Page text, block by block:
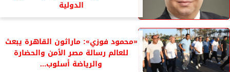
الدولية
«محمود فوزي»: ماراثون القاهرة يبعث
للعالم رسالة مصر الأمن والحضارة
والرياضة أسلوب...